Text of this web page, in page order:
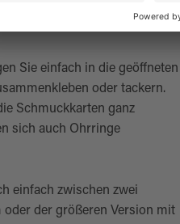
Euroloch sind wie gemacht
Sie einfach in die geöffneten
oder tackern.
Schmuckkarten ganz
sich auch Ohrringe
einfach zwischen zwei
oder der größeren Version mit